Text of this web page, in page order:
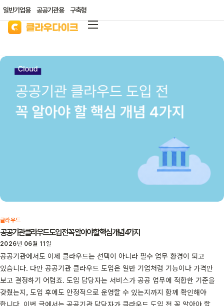
일반기업용 공공기관용 구축형
리소스/자료실
산업별 솔루션
클라우드
공공기관 클라우드 도입 전 꼭 알아야 할 핵심 개념 4가지
2026년 06월 11일
공공기관에서도 이제 클라우드는 선택이 아니라 필수 업무 환경이 되고
있습니다. 다만 공공기관 클라우드 도입은 일반 기업처럼 기능이나 가격만
보고 결정하기 어렵죠. 도입 담당자는 서비스가 공공 업무에 적합한 기준을
갖췄는지, 도입 후에도 안정적으로 운영할 수 있는지까지 함께 확인해야
합니다. 이번 글에서는 공공기관 담당자가 클라우드 도입 전 꼭 알아야 할